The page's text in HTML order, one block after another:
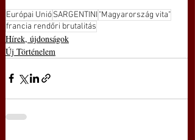
Európai UnióSARGENTINI"Magyarország vita"
francia rendőri brutalitás
Hírek, újdonságok
Új Történelem